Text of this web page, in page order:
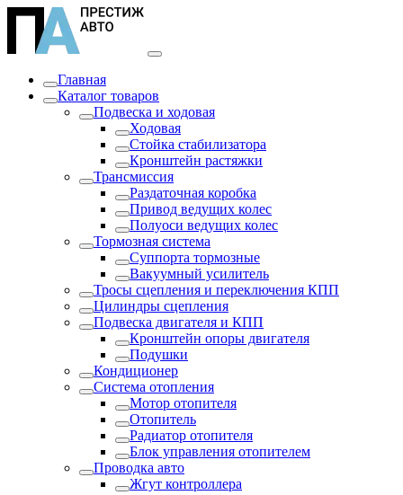
Главная
Каталог товаров
Подвеска и ходовая
Ходовая
Стойка стабилизатора
Кронштейн растяжки
Трансмиссия
Раздаточная коробка
Привод ведущих колес
Полуоси ведущих колес
Тормозная система
Суппорта тормозные
Вакуумный усилитель
Тросы сцепления и переключения КПП
Цилиндры сцепления
Подвеска двигателя и КПП
Кронштейн опоры двигателя
Подушки
Кондиционер
Система отопления
Мотор отопителя
Отопитель
Радиатор отопителя
Блок управления отопителем
Проводка авто
Жгут контроллера